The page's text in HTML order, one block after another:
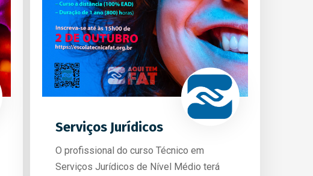
Serviços Jurídicos
O profissional do curso Técnico em
Serviços Jurídicos de Nível Médio terá